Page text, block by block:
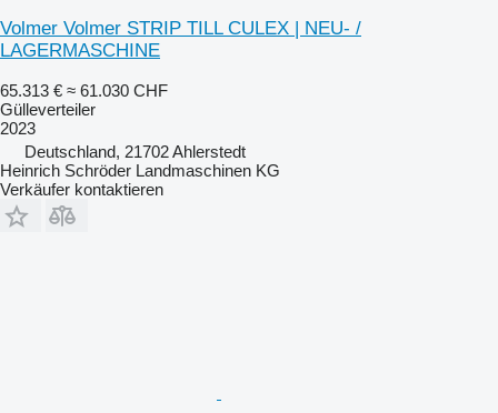
Volmer Volmer STRIP TILL CULEX | NEU- /
LAGERMASCHINE
65.313 € ≈ 61.030 CHF
Gülleverteiler
2023
Deutschland, 21702 Ahlerstedt
Heinrich Schröder Landmaschinen KG
Verkäufer kontaktieren